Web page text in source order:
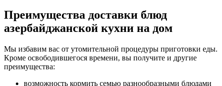
Преимущества доставки блюд
азербайджанской кухни на дом
Мы избавим вас от утомительной процедуры приготовки еды.
Кроме освободившегося времени, вы получите и другие
преимущества:
возможность кормить семью разнообразными блюдами